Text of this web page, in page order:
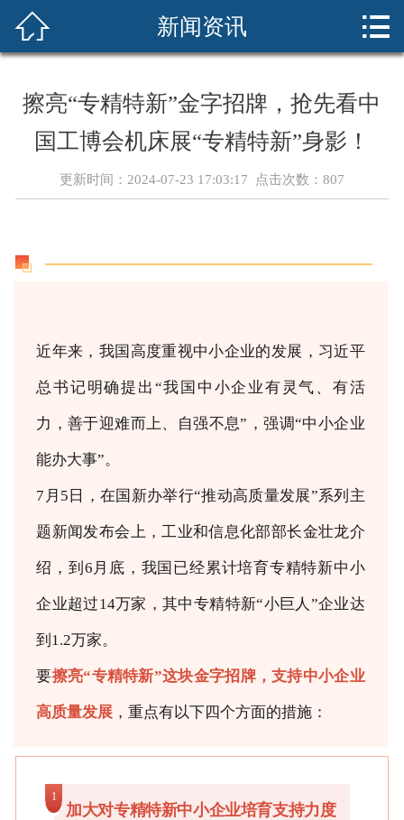
展商服务
联系我们
在线预定
 新闻资讯 
擦亮“专精特新”金字招牌，抢先看中
国工博会机床展“专精特新”身影！
更新时间：2024-07-23 17:03:17 点击次数： 807
近年来，我国高度重视中小企业的发展，习近平
总书记明确提出“我国中小企业有灵气、有活
力，善于迎难而上、自强不息”，强调“中小企业
能办大事”。
7月5日，在国新办举行“推动高质量发展”系列主
题新闻发布会上，工业和信息化部部长金壮龙介
绍，到6月底，我国已经累计培育专精特新中小
企业超过14万家，其中专精特新“小巨人”企业达
到1.2万家。
要擦亮“专精特新”这块金字招牌，支持中小企业
高质量发展 ，重点有以下四个方面的措施：
1
加大对专精特新中小企业培育支持力度